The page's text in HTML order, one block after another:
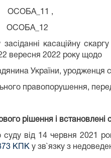
,
ОСОБА_12
засіданні касаційну
вересня 2022 року щодо
України, уродженця
правопорушення,
рішення і встановлені
суду від 14 червня 2021
КПК у зв`язку з